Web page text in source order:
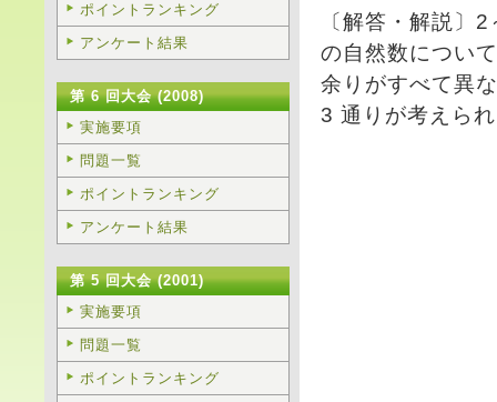
〔解答・解説〕
の自然数につい
余りがすべて異
3 通りが考えら
ポイントランキング
アンケート結果
第 6 回大会 (2008)
実施要項
問題一覧
ポイントランキング
アンケート結果
第 5 回大会 (2001)
実施要項
問題一覧
ポイントランキング